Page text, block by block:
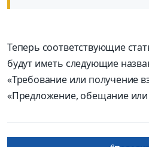
Теперь соответствующие
будут иметь следующие
«Требование или получение
«Предложение, обещание или